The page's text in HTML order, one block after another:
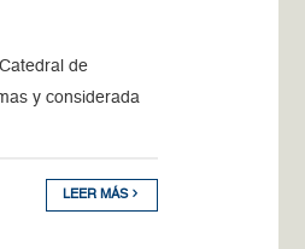
de
y considerada
LEER MÁS